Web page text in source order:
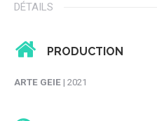
DÉTAILS
PRODUCTION
ARTE GEIE | 2021